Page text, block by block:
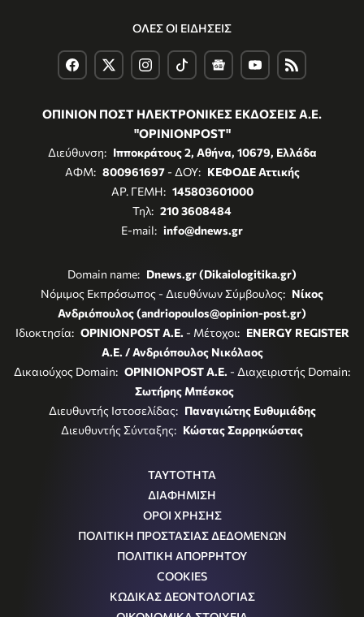
ΟΛΕΣ ΟΙ ΕΙΔΗΣΕΙΣ
ΟΠΙΝΙΟΝ ΠΟΣΤ ΗΛΕΚΤΡΟΝΙΚΕΣ ΕΚΔΟΣΕΙΣ Α.Ε.
"OPINIONPOST"
Διεύθυνση: Ιπποκράτους 2, Αθήνα, 10679, Ελλάδα
ΑΦΜ: 800961697- ΔΟΥ: ΚΕΦΟΔΕ Αττικής
ΑΡ. ΓΕΜΗ: 145803601000
Τηλ: 210 3608484
E-mail: info@dnews.gr
Domain name: Dnews.gr (Dikaiologitika.gr)
Νόμιμος Εκπρόσωπος - Διευθύνων Σύμβουλος: Νίκος
Ανδριόπουλος (andriopoulos@opinion-post.gr)
Ιδιοκτησία: OPINIONPOST A.E. - Μέτοχοι: ENERGY REGISTER
Α.Ε. / Ανδριόπουλος Νικόλαος
Δικαιούχος Domain: OPINIONPOST A.E. - Διαχειριστής Domain:
Σωτήρης Μπέσκος
Διευθυντής Ιστοσελίδας: Παναγιώτης Ευθυμιάδης
Διευθυντής Σύνταξης: Κώστας Σαρρηκώστας
ΤΑΥΤΟΤΗΤΑ
ΔΙΑΦΗΜΙΣΗ
ΟΡΟΙ ΧΡΗΣΗΣ
ΠΟΛΙΤΙΚΗ ΠΡΟΣΤΑΣΙΑΣ ΔΕΔΟΜΕΝΩΝ
ΠΟΛΙΤΙΚΗ ΑΠΟΡΡΗΤΟΥ
COOKIES
ΚΩΔΙΚΑΣ ΔΕΟΝΤΟΛΟΓΙΑΣ